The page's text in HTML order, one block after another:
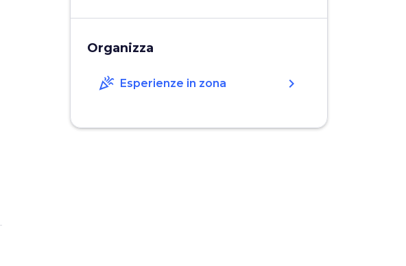
Organizza
celebration Esperienze in zona chevron_right